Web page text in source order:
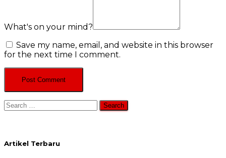
What's on your mind?
Save my name, email, and website in this browser
for the next time I comment.
Search
Artikel Terbaru